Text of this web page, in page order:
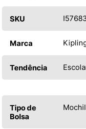
SKU
Marca
Tendência
Tipo de
Bolsa